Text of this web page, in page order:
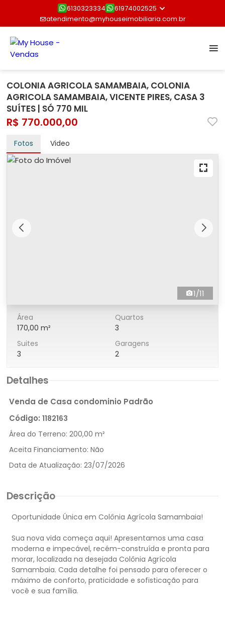
6130323334
61974002525
atendimento@myhouseimobiliaria.com.br
COLONIA AGRICOLA SAMAMBAIA, COLONIA
AGRICOLA SAMAMBAIA, VICENTE PIRES, CASA 3
SUÍTES | SÓ 770 MIL
R$ 770.000,00
Fotos Video
1/11
Área
170,00 m²
Quartos
3
Suites
3
Garagens
2
Detalhes
Venda de Casa condominio Padrão
Código: 1182163
Área do Terreno: 200,00 m²
Aceita Financiamento: Não
Data de Atualização: 23/07/2026
Descrição
Oportunidade Única em Colônia Agrícola Samambaia!
Sua nova vida começa aqui! Apresentamos uma casa
moderna e impecável, recém-construída e pronta para
morar, localizada na desejada Colônia Agrícola
Samambaia. Cada detalhe foi pensado para oferecer o
máximo de conforto, praticidade e sofisticação para
você e sua família.